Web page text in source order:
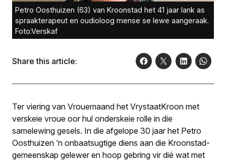
Petro Oosthuizen (63) van Kroonstad het 41 jaar lank as
spraakterapeut en oudioloog mense se lewe aangeraak.
Foto:Verskaf
Share this article:
Ter viering van Vrouemaand het VrystaatKroon met
verskeie vroue oor hul onderskeie rolle in die
samelewing gesels. In die afgelope 30 jaar het Petro
Oosthuizen ‘n onbaatsugtige diens aan die Kroonstad-
gemeenskap gelewer en hoop gebring vir dié wat met